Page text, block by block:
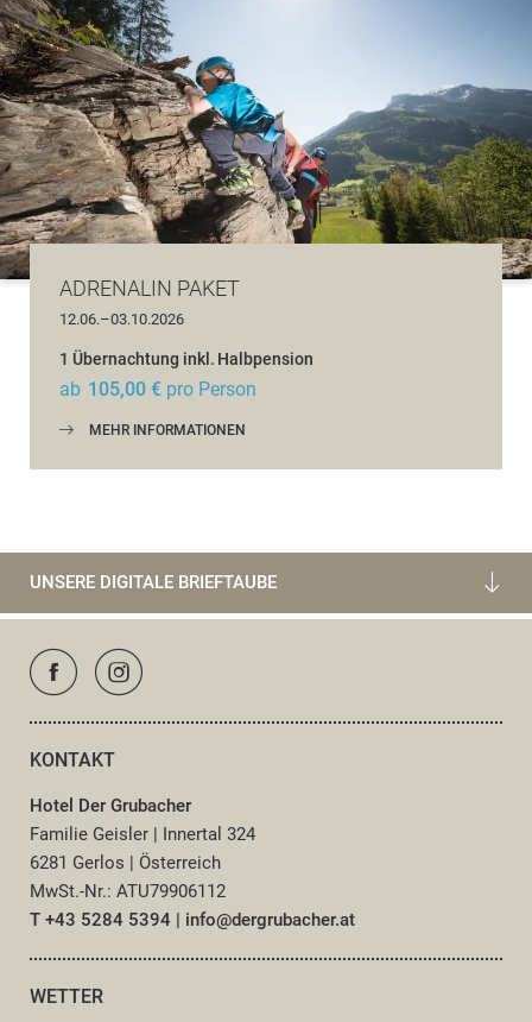
ADRENALIN PAKET
12.06.–03.10.2026
1 Übernachtung inkl. Halbpension
ab 105,00 € pro Person
MEHR INFORMATIONEN
UNSERE DIGITALE BRIEFTAUBE
KONTAKT
Hotel Der Grubacher
Familie Geisler | Innertal 324
6281 Gerlos | Österreich
MwSt.-Nr.: ATU79906112
T +43 5284 5394 | info@dergrubacher.at
WETTER